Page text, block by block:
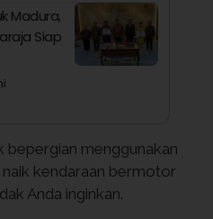
Madura,
Siap
bepergian menggunakan
kendaraan bermotor
Anda inginkan.